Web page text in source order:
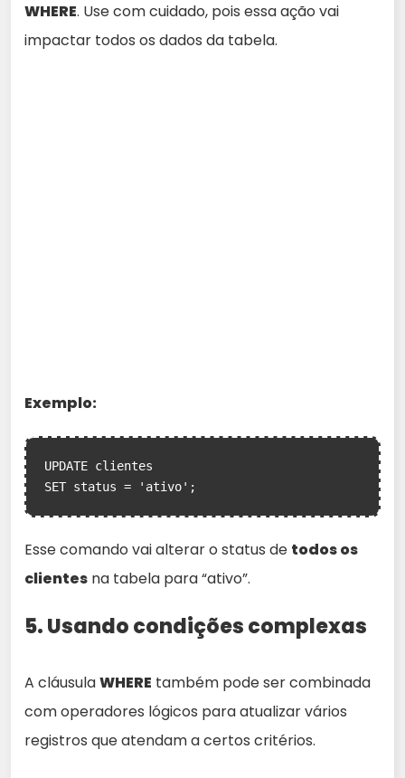
WHERE. Use com cuidado, pois essa ação vai
impactar todos os dados da tabela.
Exemplo:
UPDATE clientes
SET status = 'ativo';
Esse comando vai alterar o status de todos os
clientes na tabela para “ativo”.
5. Usando condições complexas
A cláusulaWHERE também pode ser combinada
com operadores lógicos para atualizar vários
registros que atendam a certos critérios.